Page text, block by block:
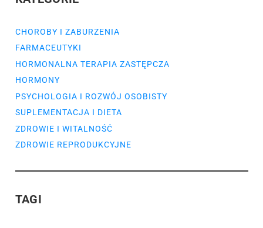
CHOROBY I ZABURZENIA
FARMACEUTYKI
HORMONALNA TERAPIA ZASTĘPCZA
HORMONY
PSYCHOLOGIA I ROZWÓJ OSOBISTY
SUPLEMENTACJA I DIETA
ZDROWIE I WITALNOŚĆ
ZDROWIE REPRODUKCYJNE
TAGI